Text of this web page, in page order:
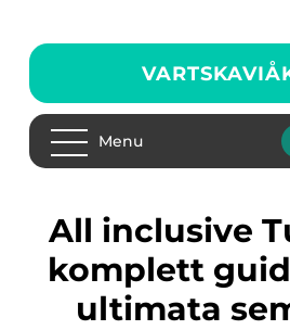
Menu
All inclusive Turkiet en
komplett
ultimata